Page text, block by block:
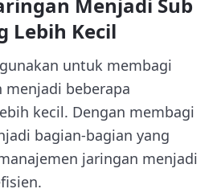
Lebih Kecil
untuk membagi
menjadi beberapa
kecil. Dengan membagi
bagian-bagian yang
jaringan menjadi